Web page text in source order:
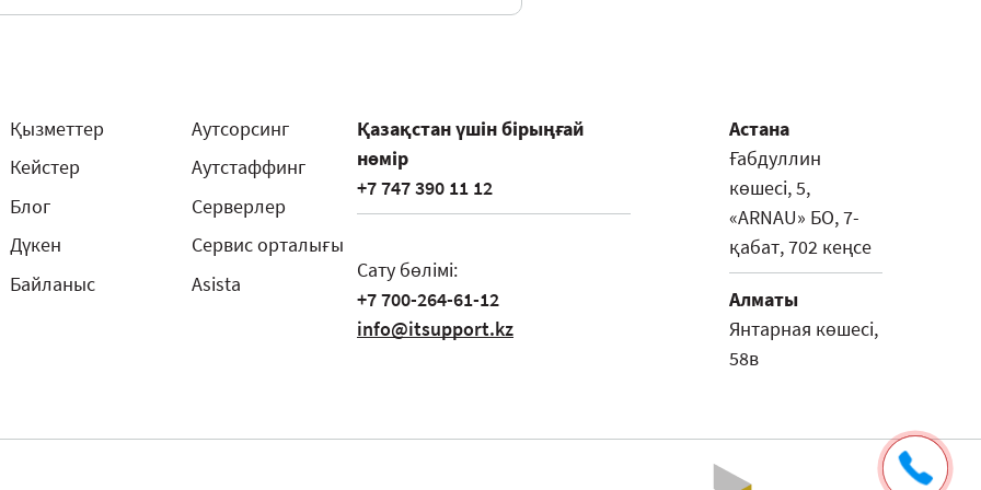
Қызметтер
Кейстер
Блог
Дүкен
Байланыс
Аутсорсинг
Аутстаффинг
Серверлер
Сервис орталығы
Asista
Қазақстан үшін бірыңғай
нөмір
+7 747 390 11 12
Сату бөлімі:
+7 700-264-61-12
info@itsupport.kz
Астана
Ғабдуллин
көшесі, 5,
«ARNAU» БО, 7-
қабат, 702 кеңсе
Алматы
Янтарная көшесі,
58в